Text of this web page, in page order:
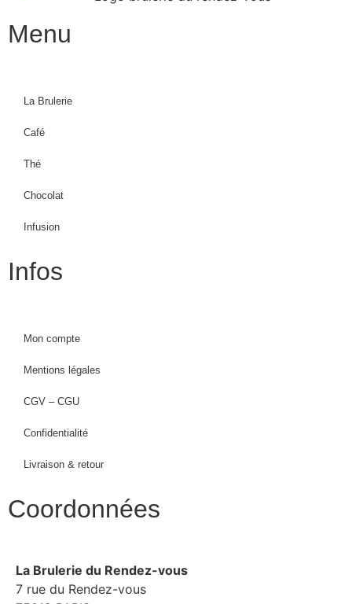
Menu
La Brulerie
Café
Thé
Chocolat
Infusion
Infos
Mon compte
Mentions légales
CGV – CGU
Confidentialité
Livraison & retour
Coordonnées
La Brulerie du Rendez-vous
7 rue du Rendez-vous